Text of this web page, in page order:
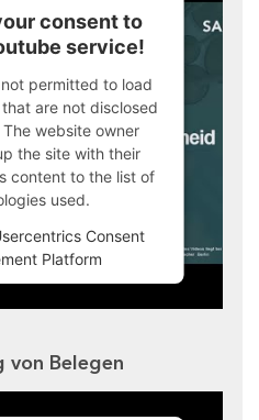
consent to
service!
permitted to load
are not disclosed
website owner
the site with their
content to the list of
used.
Consent
Platform
von Belegen